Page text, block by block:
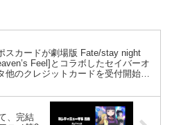
スカードが劇場版 Fate/stay night
Feel]とコラボしたセイバーオ
他のクレジットカードを受付開始！
もあり。
、完結